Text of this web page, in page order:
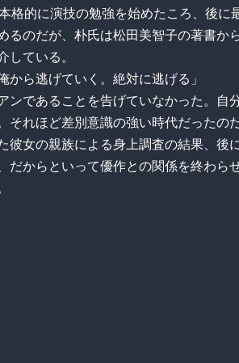
格的に演技の勉強を始めたころ、後に
るのだが、朴氏は松田美智子の著書か
している。
から逃げていく。絶対に逃げる」
ンであることを告げていなかった。自
それほど差別意識の強い時代だったの
彼女の親族による身上調査の結果、後
だからといって優作との関係を終わら